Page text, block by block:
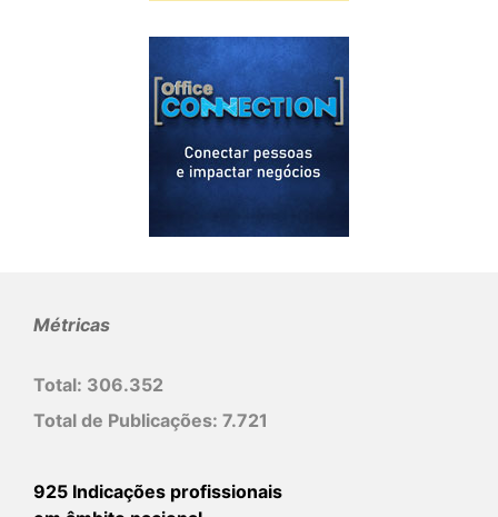
Métricas
Total: 306.352
Total de Publicações: 7.721
925 Indicações profissionais